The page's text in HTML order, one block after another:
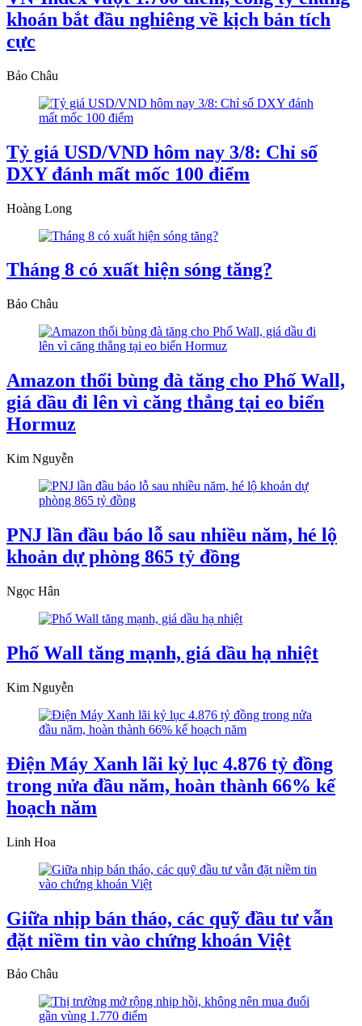
khoán bắt đầu nghiêng về kịch bản tích
cực
Bảo Châu
Tỷ giá USD/VND hôm nay 3/8: Chỉ số
DXY đánh mất mốc 100 điểm
Hoàng Long
Tháng 8 có xuất hiện sóng tăng?
Bảo Châu
Amazon thổi bùng đà tăng cho Phố Wall,
giá dầu đi lên vì căng thẳng tại eo biển
Hormuz
Kim Nguyễn
PNJ lần đầu báo lỗ sau nhiều năm, hé lộ
khoản dự phòng 865 tỷ đồng
Ngọc Hân
Phố Wall tăng mạnh, giá dầu hạ nhiệt
Kim Nguyễn
Điện Máy Xanh lãi kỷ lục 4.876 tỷ đồng
trong nửa đầu năm, hoàn thành 66% kế
hoạch năm
Linh Hoa
Giữa nhịp bán tháo, các quỹ đầu tư vẫn
đặt niềm tin vào chứng khoán Việt
Bảo Châu